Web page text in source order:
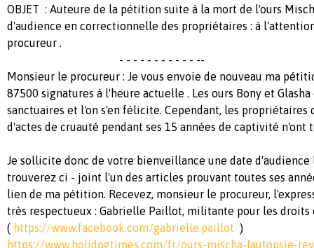
OBJET : Auteure de la pétition suite à la mort de l'ours
d'audience en correctionnelle des propriétaires : à
procureur .
- - - - - - - - - - - --
Monsieur le procureur : Je vous envoie de nouveau ma
87500 signatures à l'heure actuelle . Les ours Bony et
sanctuaires et l'on s'en félicite. Cependant, les propriétaires
d'actes de cruauté pendant ses 15 années de captivité n'ont
Je sollicite donc de votre bienveillance une date d'audience
trouverez ci - joint l'un des articles prouvant toutes ses
lien de ma pétition. Recevez, monsieur le procureur,
très respectueux : Gabrielle Paillot, militante pour les droits
( https://www.facebook.com/gabrielle.paillot )
https://www.holidogtimes.com/fr/ours-mischa-lautopsie-